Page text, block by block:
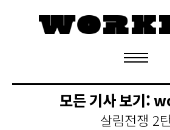
정기구독 신청
모든 기사 보기:
살림전쟁 2